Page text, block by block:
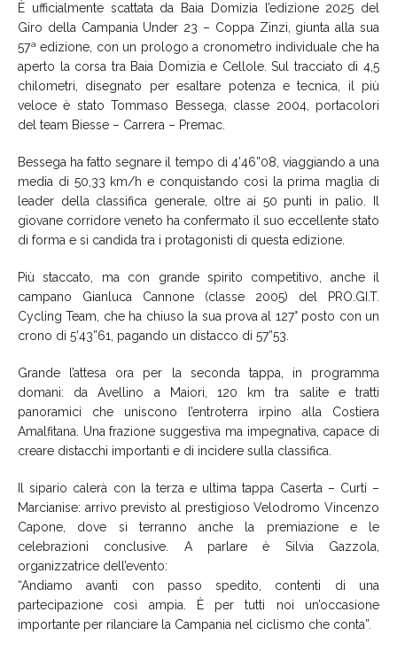
È ufficialmente scattata da Baia Domizia l’edizione 2025 del
Giro della Campania Under 23 – Coppa Zinzi, giunta alla sua
57ª edizione, con un prologo a cronometro individuale che ha
aperto la corsa tra Baia Domizia e Cellole. Sul tracciato di 4,5
chilometri, disegnato per esaltare potenza e tecnica, il più
veloce è stato Tommaso Bessega, classe 2004, portacolori
del team Biesse – Carrera – Premac.
Bessega ha fatto segnare il tempo di 4’46”08, viaggiando a una
media di 50,33 km/h e conquistando così la prima maglia di
leader della classifica generale, oltre ai 50 punti in palio. Il
giovane corridore veneto ha confermato il suo eccellente stato
di forma e si candida tra i protagonisti di questa edizione.
Più staccato, ma con grande spirito competitivo, anche il
campano Gianluca Cannone (classe 2005) del PRO.GI.T.
Cycling Team, che ha chiuso la sua prova al 127° posto con un
crono di 5’43”61, pagando un distacco di 57”53.
Grande l’attesa ora per la seconda tappa, in programma
domani: da Avellino a Maiori, 120 km tra salite e tratti
panoramici che uniscono l’entroterra irpino alla Costiera
Amalfitana. Una frazione suggestiva ma impegnativa, capace di
creare distacchi importanti e di incidere sulla classifica.
Il sipario calerà con la terza e ultima tappa Caserta – Curti –
Marcianise: arrivo previsto al prestigioso Velodromo Vincenzo
Capone, dove si terranno anche la premiazione e le
celebrazioni conclusive. A parlare è Silvia Gazzola,
organizzatrice dell’evento:
“Andiamo avanti con passo spedito, contenti di una
partecipazione così ampia. È per tutti noi un’occasione
importante per rilanciare la Campania nel ciclismo che conta”.